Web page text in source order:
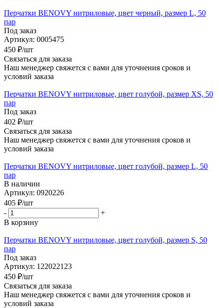
Перчатки BENOVY нитриловые, цвет черный, размер L, 50
пар
Под заказ
Артикул: 0005475
450 ₽/шт
Связаться для заказа
Наш менеджер свяжется с вами для уточнения сроков и
условий заказа
Перчатки BENOVY нитриловые, цвет голубой, размер XS, 50
пар
Под заказ
402 ₽/шт
Связаться для заказа
Наш менеджер свяжется с вами для уточнения сроков и
условий заказа
Перчатки BENOVY нитриловые, цвет голубой, размер L, 50
пар
В наличии
Артикул: 0920226
405 ₽/шт
-
+
В корзину
Перчатки BENOVY нитриловые, цвет голубой, размер S, 50
пар
Под заказ
Артикул: 122022123
450 ₽/шт
Связаться для заказа
Наш менеджер свяжется с вами для уточнения сроков и
условий заказа